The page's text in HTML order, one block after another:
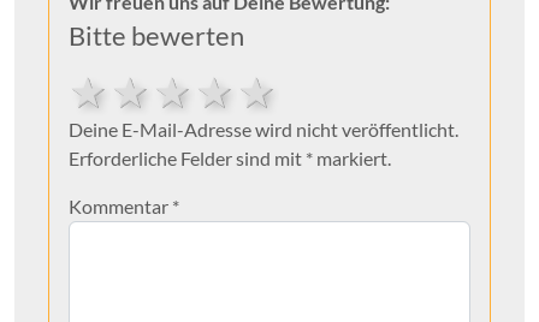
Bitte bewerten
5 stars
4 stars
3 stars
2 stars
Deine E-Mail-Adresse wird nicht veröffentlicht.
Erforderliche Felder sind mit * markiert.
Kommentar *